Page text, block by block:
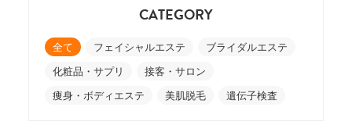
CATEGORY
全て フェイシャルエステ ブライダルエステ
化粧品・サプリ 接客・サロン
痩身・ボディエステ 美肌脱毛 遺伝子検査